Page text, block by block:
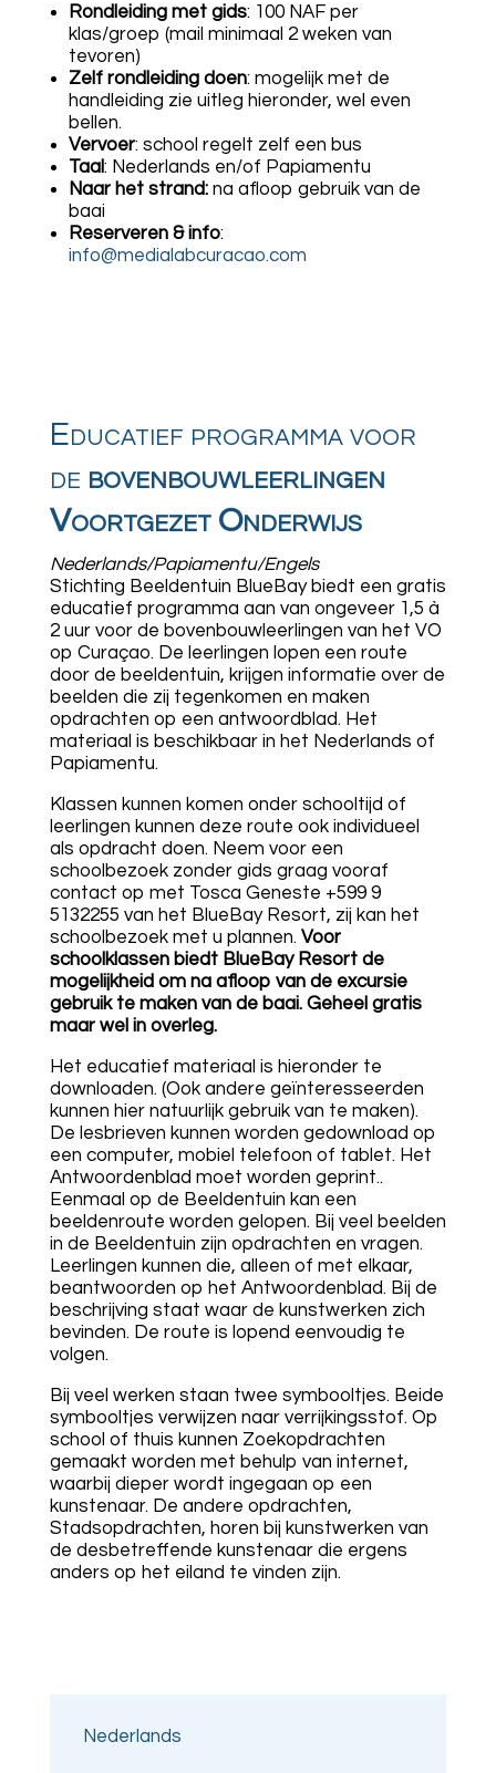
Rondleiding met gids: 100 NAF per
klas/groep (mail minimaal 2 weken van
tevoren)
Zelf rondleiding doen: mogelijk met de
handleiding zie uitleg hieronder, wel even
bellen.
Vervoer: school regelt zelf een bus
Taal: Nederlands en/of Papiamentu
Naar het strand: na afloop gebruik van de
baai
Reserveren & info:
info@medialabcuracao.com
Educatief programma voor
de bovenbouwleerlingen
Voortgezet Onderwijs
Nederlands/Papiamentu/Engels
Stichting Beeldentuin BlueBay biedt een gratis
educatief programma aan van ongeveer 1,5 à
2 uur voor de bovenbouwleerlingen van het VO
op Curaçao. De leerlingen lopen een route
door de beeldentuin, krijgen informatie over de
beelden die zij tegenkomen en maken
opdrachten op een antwoordblad. Het
materiaal is beschikbaar in het Nederlands of
Papiamentu.
Klassen kunnen komen onder schooltijd of
leerlingen kunnen deze route ook individueel
als opdracht doen. Neem voor een
schoolbezoek zonder gids graag vooraf
contact op met Tosca Geneste +599 9
5132255 van het BlueBay Resort, zij kan het
schoolbezoek met u plannen. Voor
schoolklassen biedt BlueBay Resort de
mogelijkheid om na afloop van de excursie
gebruik te maken van de baai. Geheel gratis
maar wel in overleg.
Het educatief materiaal is hieronder te
downloaden. (Ook andere geïnteresseerden
kunnen hier natuurlijk gebruik van te maken).
De lesbrieven kunnen worden gedownload op
een computer, mobiel telefoon of tablet. Het
Antwoordenblad moet worden geprint..
Eenmaal op de Beeldentuin kan een
beeldenroute worden gelopen. Bij veel beelden
in de Beeldentuin zijn opdrachten en vragen.
Leerlingen kunnen die, alleen of met elkaar,
beantwoorden op het Antwoordenblad. Bij de
beschrijving staat waar de kunstwerken zich
bevinden. De route is lopend eenvoudig te
volgen.
Bij veel werken staan twee symbooltjes. Beide
symbooltjes verwijzen naar verrijkingsstof. Op
school of thuis kunnen Zoekopdrachten
gemaakt worden met behulp van internet,
waarbij dieper wordt ingegaan op een
kunstenaar. De andere opdrachten,
Stadsopdrachten, horen bij kunstwerken van
de desbetreffende kunstenaar die ergens
anders op het eiland te vinden zijn.
Nederlands